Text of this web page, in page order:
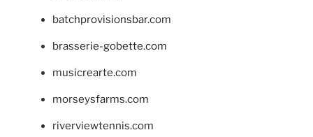
batchprovisionsbar.com
brasserie-gobette.com
musicrearte.com
morseysfarms.com
riverviewtennis.com